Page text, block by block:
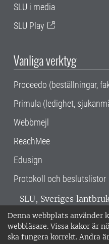
Denna webbplats använder
webbläsare. Vissa kakor är
ska fungera korrekt. Andra
SLU i media
SLU Play
Vanliga verktyg
Proceedo (beställningar,
Primula (ledighet,
Webbmejl
ReachMee
Edusign
Protokoll och beslutslistor
SLU, Sveriges
verksamhet över
Alnarp, Uppsala och
miljöcertifierat enligt